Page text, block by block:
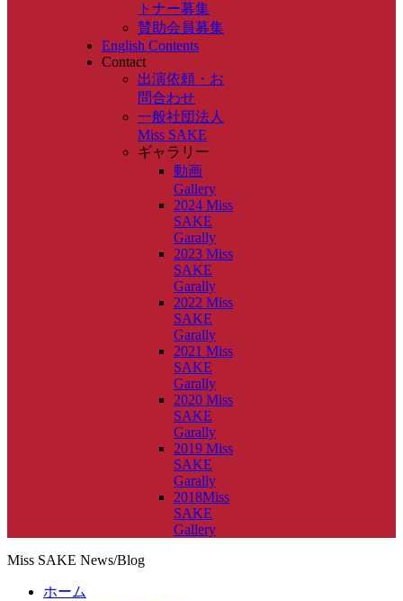
トナー募集
賛助会員募集
English Contents
Contact
出演依頼・お
問合わせ
一般社団法人
Miss SAKE
ギャラリー
動画
Gallery
2024 Miss
SAKE
Garally
2023 Miss
SAKE
Garally
2022 Miss
SAKE
Garally
2021 Miss
SAKE
Garally
2020 Miss
SAKE
Garally
2019 Miss
SAKE
Garally
2018Miss
SAKE
Gallery
Miss SAKE News/Blog
ホーム